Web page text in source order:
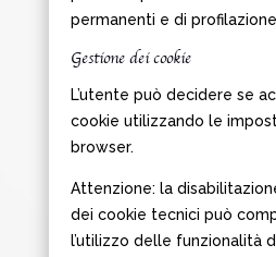
permanenti e di
Gestione dei cookie
L’utente può decidere se
cookie utilizzando le
browser.
Attenzione: la
dei cookie tecnici può
l’utilizzo delle funzionalità